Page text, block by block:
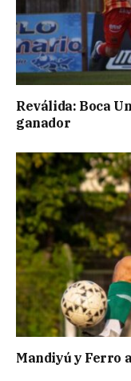
Reválida: Boca
ganador
Mandiyú y Ferro